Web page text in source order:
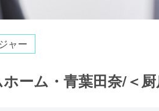
ャー
ーム・青葉田奈/＜